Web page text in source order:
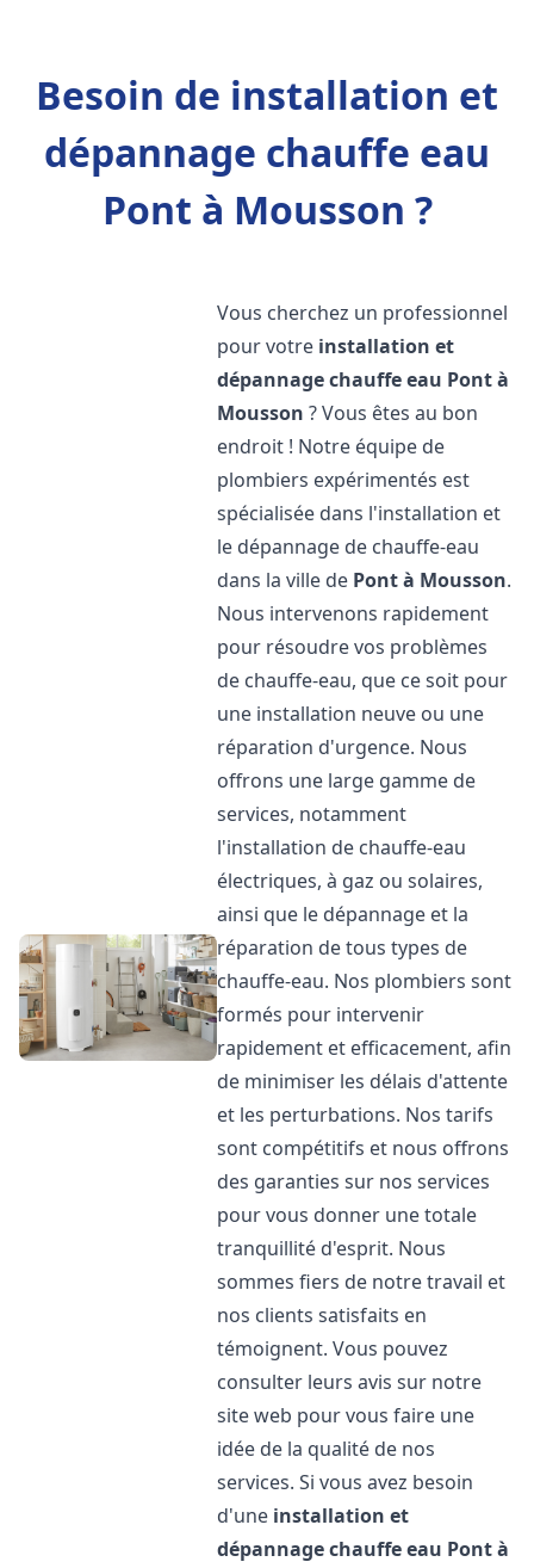
Besoin de installation et
dépannage chauffe eau
Pont à Mousson ?
Vous cherchez un professionnel
pour votre installation et
dépannage chauffe eau Pont à
Mousson ? Vous êtes au bon
endroit ! Notre équipe de
plombiers expérimentés est
spécialisée dans l'installation et
le dépannage de chauffe-eau
dans la ville de Pont à Mousson.
Nous intervenons rapidement
pour résoudre vos problèmes
de chauffe-eau, que ce soit pour
une installation neuve ou une
réparation d'urgence. Nous
offrons une large gamme de
services, notamment
l'installation de chauffe-eau
électriques, à gaz ou solaires,
ainsi que le dépannage et la
réparation de tous types de
chauffe-eau. Nos plombiers sont
formés pour intervenir
rapidement et efficacement, afin
de minimiser les délais d'attente
et les perturbations. Nos tarifs
sont compétitifs et nous offrons
des garanties sur nos services
pour vous donner une totale
tranquillité d'esprit. Nous
sommes fiers de notre travail et
nos clients satisfaits en
témoignent. Vous pouvez
consulter leurs avis sur notre
site web pour vous faire une
idée de la qualité de nos
services. Si vous avez besoin
d'une installation et
dépannage chauffe eau Pont à